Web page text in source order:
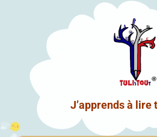
J’apprends à lire